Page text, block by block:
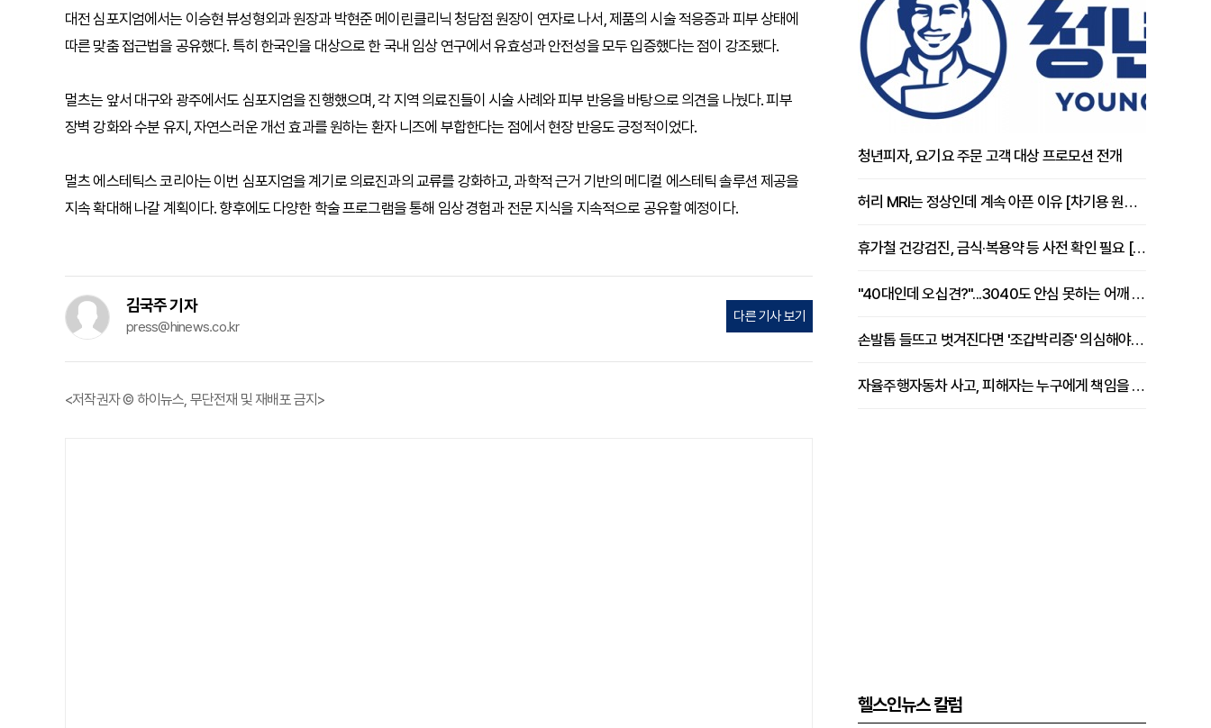
대전 심포지엄에서는 이승현 뷰성형외과 원장과 박현준 메이린클리닉 청담점 원장이 연자로 나서, 제품의 시술 적응증과 피부 상태에
따른 맞춤 접근법을 공유했다. 특히 한국인을 대상으로 한 국내 임상 연구에서 유효성과 안전성을 모두 입증했다는 점이 강조됐다.
멀츠는 앞서 대구와 광주에서도 심포지엄을 진행했으며, 각 지역 의료진들이 시술 사례와 피부 반응을 바탕으로 의견을 나눴다. 피부
장벽 강화와 수분 유지, 자연스러운 개선 효과를 원하는 환자 니즈에 부합한다는 점에서 현장 반응도 긍정적이었다.
멀츠 에스테틱스 코리아는 이번 심포지엄을 계기로 의료진과의 교류를 강화하고, 과학적 근거 기반의 메디컬 에스테틱 솔루션 제공을
지속 확대해 나갈 계획이다. 향후에도 다양한 학술 프로그램을 통해 임상 경험과 전문 지식을 지속적으로 공유할 예정이다.
김국주 기자
press@hinews.co.kr
다른 기사 보기
<저작권자 © 하이뉴스, 무단전재 및 재배포 금지>
청년피자, 요기요 주문 고객 대상 프로모션 전개
허리 MRI는 정상인데 계속 아픈 이유 [차기용 원장 칼럼]
휴가철 건강검진, 금식·복용약 등 사전 확인 필요 [정도감 원장 칼럼]
"40대인데 오십견?"...3040도 안심 못하는 어깨 유착성 관절낭염
손발톱 들뜨고 벗겨진다면 '조갑박리증' 의심해야 [김철윤 원장 칼럼]
자율주행자동차 사고, 피해자는 누구에게 책임을 물을 수 있을까
헬스인뉴스 칼럼